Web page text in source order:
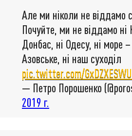
Але ми ніколи не віддамо
Почуйте, ми не віддамо ні
Донбас, ні Одесу, ні море –
Азовське, ні наш суходіл
pic.twitter.com/
— Петро Порошенко
2019 г.